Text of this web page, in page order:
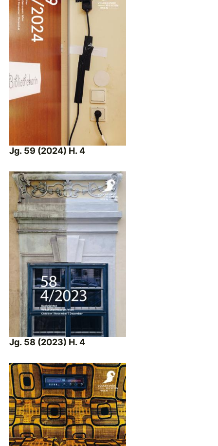
Jg. 59 (2024) H. 4
Jg. 58 (2023) H. 4